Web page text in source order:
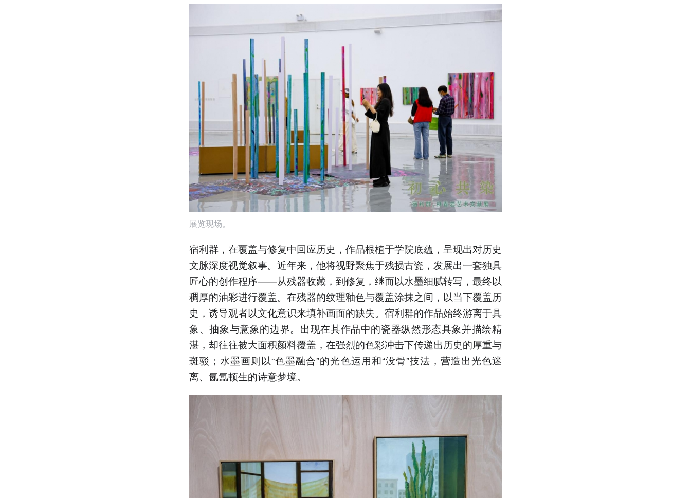
展览现场。
宿利群，在覆盖与修复中回应历史，作品根植于学院底蕴，呈现出对历史
文脉深度视觉叙事。近年来，他将视野聚焦于残损古瓷，发展出一套独具
匠心的创作程序——从残器收藏，到修复，继而以水墨细腻转写，最终以
稠厚的油彩进行覆盖。在残器的纹理釉色与覆盖涂抹之间，以当下覆盖历
史，诱导观者以文化意识来填补画面的缺失。宿利群的作品始终游离于具
象、抽象与意象的边界。出现在其作品中的瓷器纵然形态具象并描绘精
湛，却往往被大面积颜料覆盖，在强烈的色彩冲击下传递出历史的厚重与
斑驳；水墨画则以“色墨融合”的光色运用和“没骨”技法，营造出光色迷
离、氤氲顿生的诗意梦境。